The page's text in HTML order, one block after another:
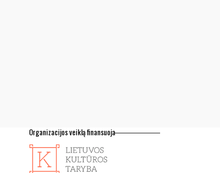
Organizacijos veiklą finansuoja